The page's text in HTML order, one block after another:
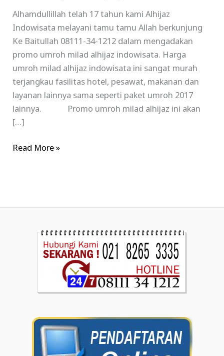
Alhamdullillah telah 17 tahun kami Alhijaz
Indowisata melayani tamu tamu Allah berkunjung
Ke Baitullah 08111-34-1212 dalam mengadakan
promo umroh milad alhijaz indowisata. Harga
umroh milad alhijaz indowisata ini sangat murah
terjangkau fasilitas hotel, pesawat, makanan dan
layanan lainnya sama seperti paket umroh 2017
lainnya. Promo umroh milad alhijaz ini akan
[…]
Read More »